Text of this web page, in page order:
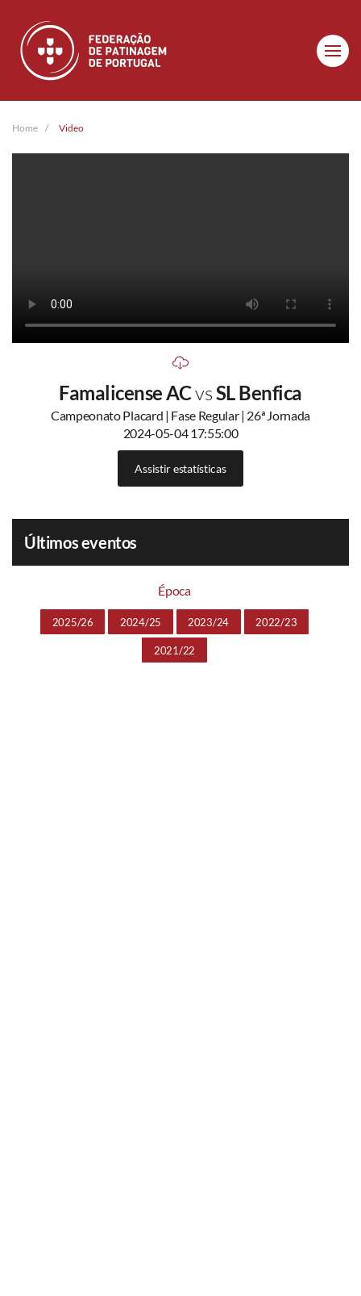
Skip to main content
Home Video
Famalicense ACvsSL Benfica
Campeonato Placard | Fase Regular | 26ª Jornada
2024-05-04 17:55:00
Assistir estatísticas
Últimos eventos
Época
2025/26 2024/25 2023/24 2022/23
2021/22